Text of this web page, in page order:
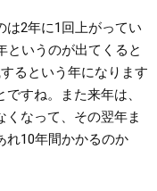
2年に1回上がってい
というのが出てくると
るという年になります
すね。また来年は、
くなって、その翌年ま
れ10年間かかるのか